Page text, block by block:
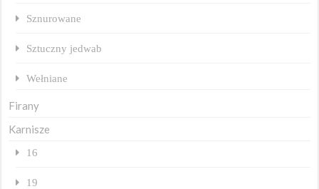
Sznurowane
Sztuczny jedwab
Wełniane
Firany
Karnisze
16
19